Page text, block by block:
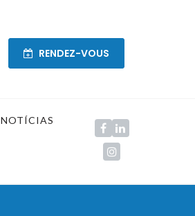
RENDEZ-VOUS
NOTÍCIAS